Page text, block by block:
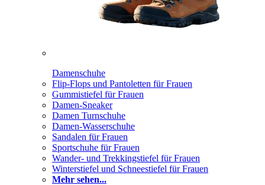
Damenschuhe
Flip-Flops und Pantoletten für Frauen
Gummistiefel für Frauen
Damen-Sneaker
Damen Turnschuhe
Damen-Wasserschuhe
Sandalen für Frauen
Sportschuhe für Frauen
Wander- und Trekkingstiefel für Frauen
Winterstiefel und Schneestiefel für Frauen
Mehr sehen...